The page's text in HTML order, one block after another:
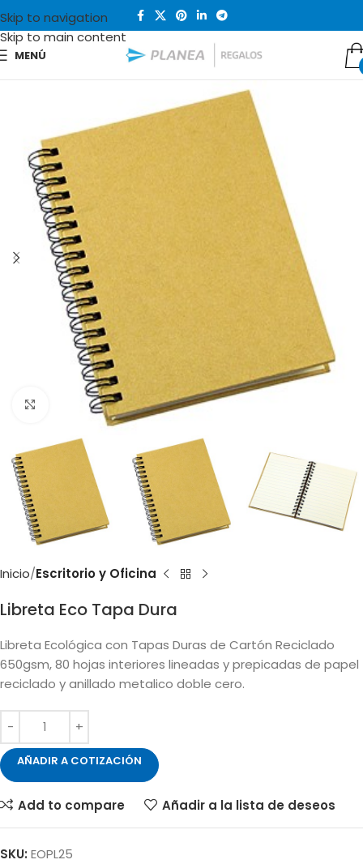
Skip to navigation
Skip to main content
MENÚ
Clic para ampliar
Inicio Escritorio y Oficina
Libreta Eco Tapa Dura
Libreta Ecológica con Tapas Duras de Cartón Reciclado
650gsm, 80 hojas interiores lineadas y prepicadas de papel
reciclado y anillado metalico doble cero.
AÑADIR A COTIZACIÓN
Add to compare Añadir a la lista de deseos
SKU: EOPL25